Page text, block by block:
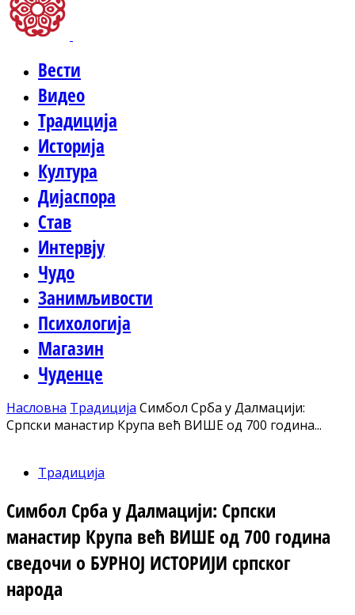
Вести
Видео
Традиција
Историја
Култура
Дијаспора
Став
Интервју
Чудо
Занимљивости
Психологија
Магазин
Чуденце
Насловна Традиција Симбол Срба у Далмацији:
Српски манастир Крупа већ ВИШЕ од 700 година...
Традиција
Симбол Срба у Далмацији: Српски
манастир Крупа већ ВИШЕ од 700 година
сведочи о БУРНОЈ ИСТОРИЈИ српског
народа